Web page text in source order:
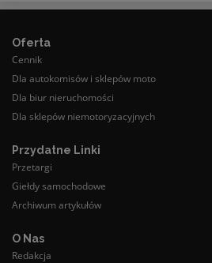
Oferta
Cennik
Dla autokomisów i sklepów moto
Dla biur nieruchomości
Dla sklepów niemotoryzacyjnych
Przydatne Linki
Przetargi
Giełdy samochodowe
Archiwum artykułów
O Nas
Redakcja